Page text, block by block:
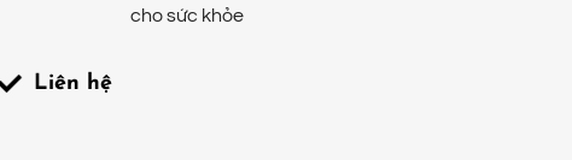
cho sức khỏe
Liên hệ